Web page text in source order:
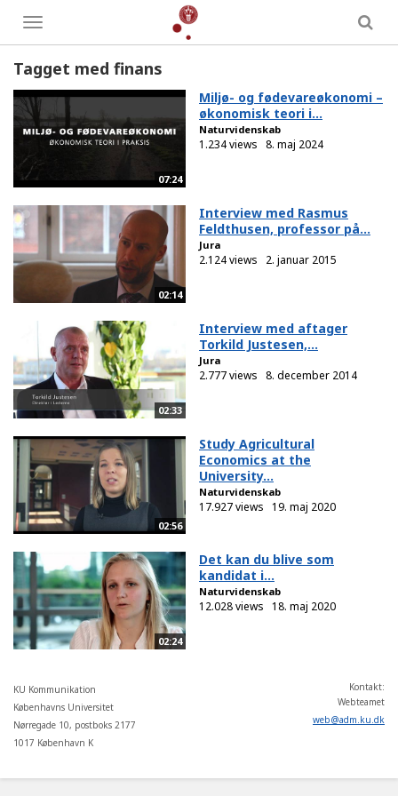
Toggle
menu
Tagget med finans
07:24
Miljø- og fødevareøkonomi –
økonomisk teori i...
Naturvidenskab
1.234 views 8. maj 2024
02:14
Interview med Rasmus
Feldthusen, professor på...
Jura
2.124 views 2. januar 2015
02:33
Interview med aftager
Torkild Justesen,...
Jura
2.777 views 8. december 2014
02:56
Study Agricultural
Economics at the
University...
Naturvidenskab
17.927 views 19. maj 2020
02:24
Det kan du blive som
kandidat i...
Naturvidenskab
12.028 views 18. maj 2020
KU Kommunikation
Københavns Universitet
Nørregade 10, postboks 2177
1017 København K
Kontakt:
Webteamet
web@adm ku dk